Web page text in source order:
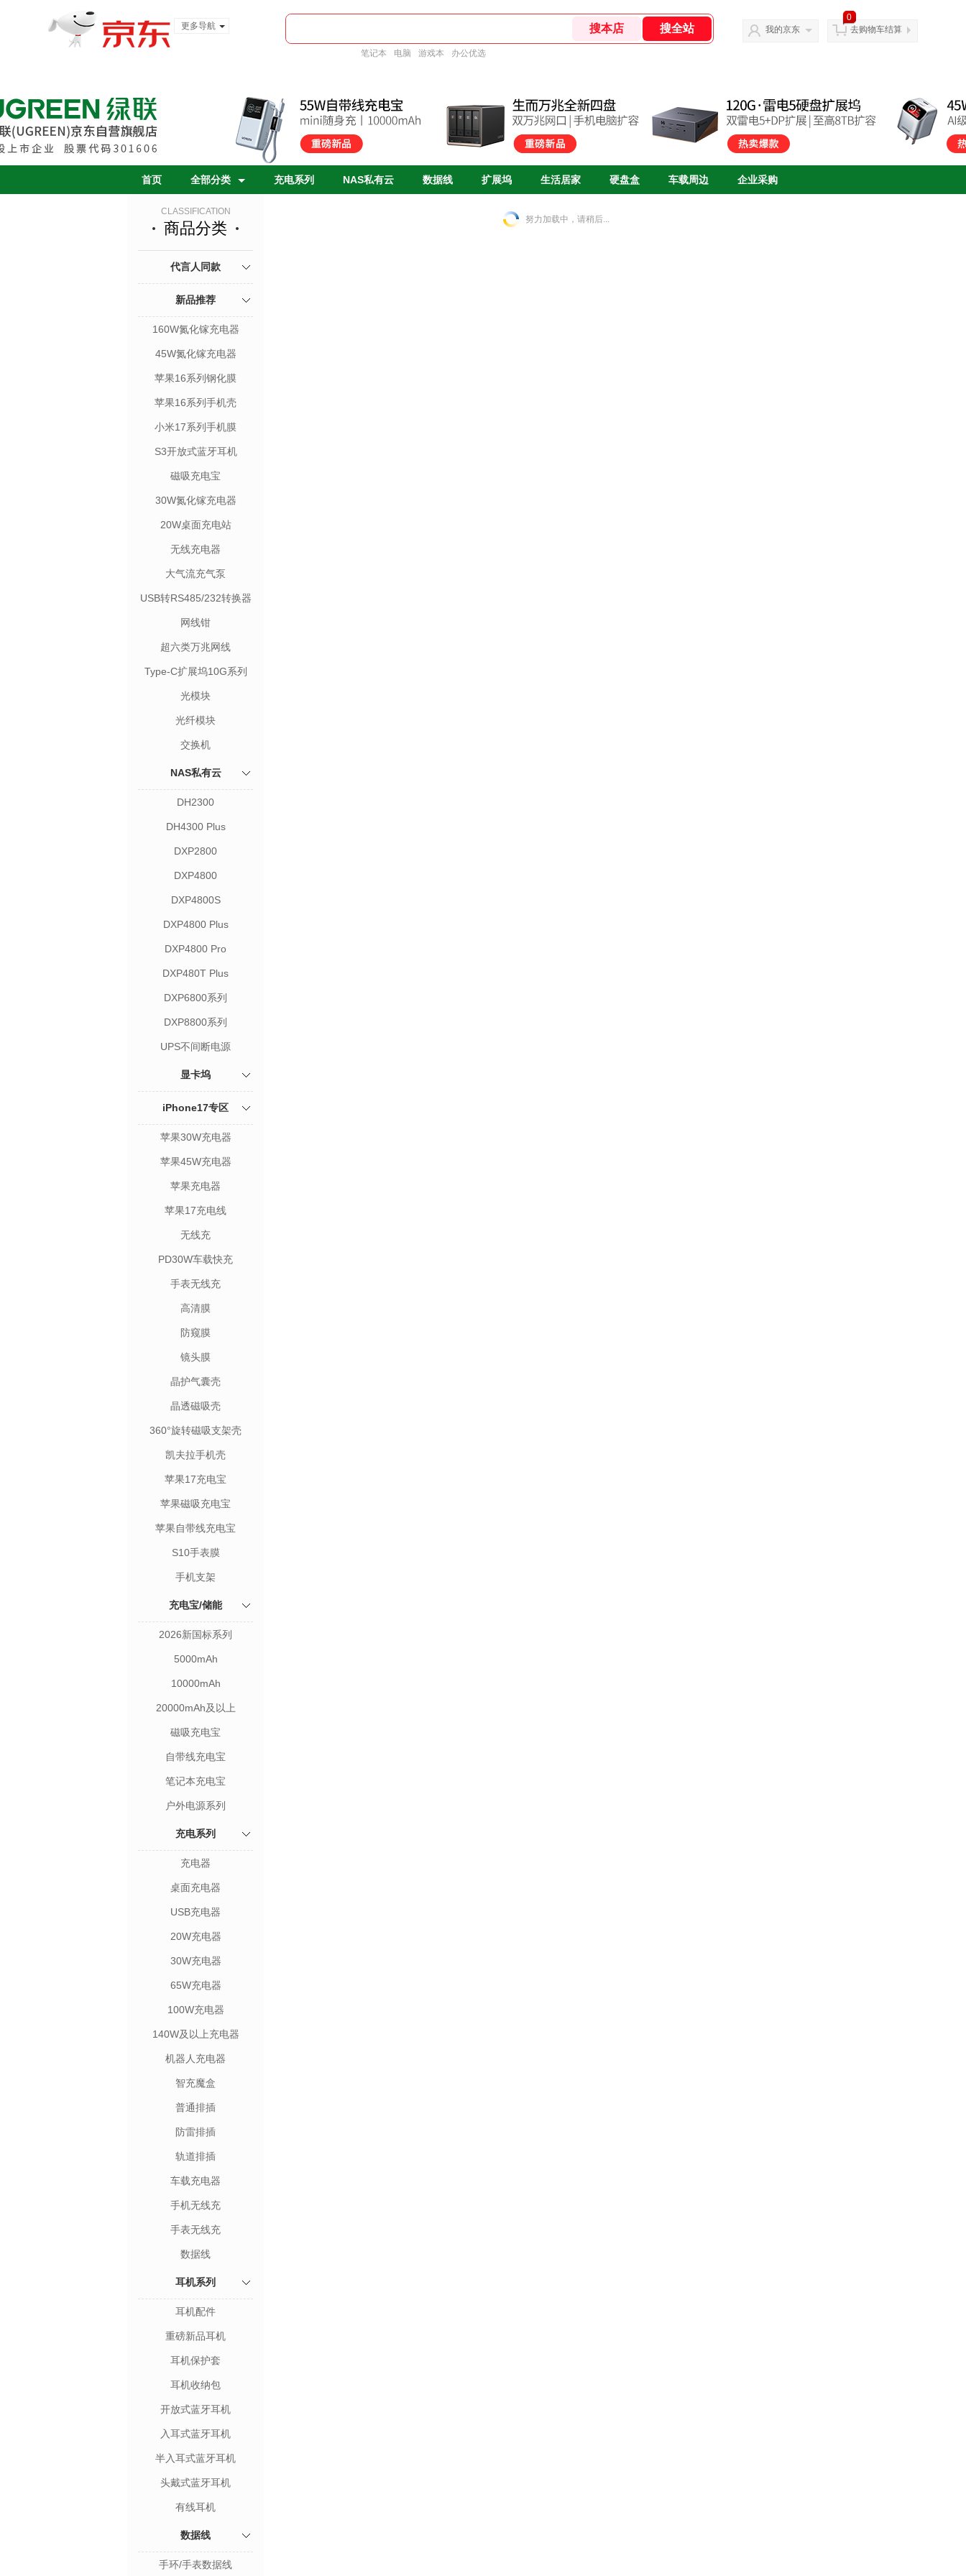
更多导航
笔记本 电脑 游戏本 办公优选
我的京东
0
去购物车结算
首页 全部分类 充电系列 NAS私有云 数据线 扩展坞 生活居家 硬盘盒 车载周边 企业采购
CLASSIFICATION
商品分类
代言人同款
新品推荐
160W氮化镓充电器
45W氮化镓充电器
苹果16系列钢化膜
苹果16系列手机壳
小米17系列手机膜
S3开放式蓝牙耳机
磁吸充电宝
30W氮化镓充电器
20W桌面充电站
无线充电器
大气流充气泵
USB转RS485/232转换器
网线钳
超六类万兆网线
Type-C扩展坞10G系列
光模块
光纤模块
交换机
NAS私有云
DH2300
DH4300 Plus
DXP2800
DXP4800
DXP4800S
DXP4800 Plus
DXP4800 Pro
DXP480T Plus
DXP6800系列
DXP8800系列
UPS不间断电源
显卡坞
iPhone17专区
苹果30W充电器
苹果45W充电器
苹果充电器
苹果17充电线
无线充
PD30W车载快充
手表无线充
高清膜
防窥膜
镜头膜
晶护气囊壳
晶透磁吸壳
360°旋转磁吸支架壳
凯夫拉手机壳
苹果17充电宝
苹果磁吸充电宝
苹果自带线充电宝
S10手表膜
手机支架
充电宝/储能
2026新国标系列
5000mAh
10000mAh
20000mAh及以上
磁吸充电宝
自带线充电宝
笔记本充电宝
户外电源系列
充电系列
充电器
桌面充电器
USB充电器
20W充电器
30W充电器
65W充电器
100W充电器
140W及以上充电器
机器人充电器
智充魔盒
普通排插
防雷排插
轨道排插
车载充电器
手机无线充
手表无线充
数据线
耳机系列
耳机配件
重磅新品耳机
耳机保护套
耳机收纳包
开放式蓝牙耳机
入耳式蓝牙耳机
半入耳式蓝牙耳机
头戴式蓝牙耳机
有线耳机
数据线
手环/手表数据线
努力加载中，请稍后...